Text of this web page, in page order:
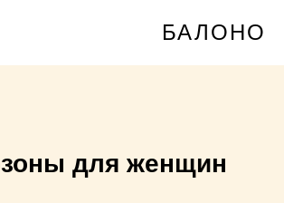
БАЛОНО
для женщин